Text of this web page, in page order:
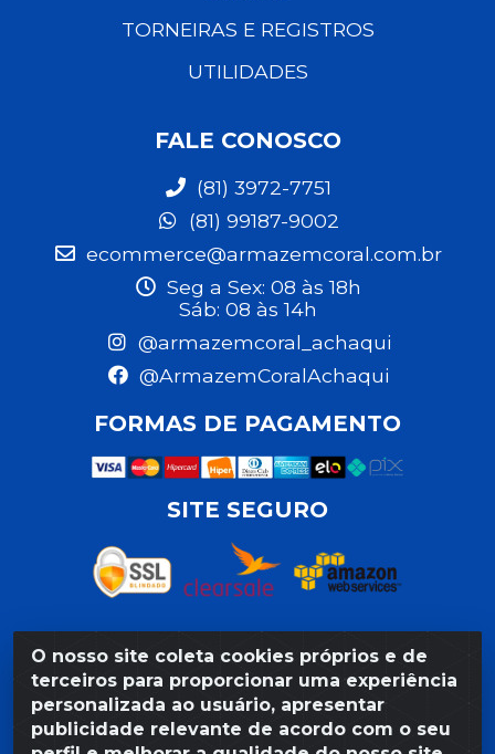
O nosso site coleta cookies próprios e de
terceiros para proporcionar uma experiência
personalizada ao usuário, apresentar
publicidade relevante de acordo com o seu
TORNEIRAS E REGISTROS
UTILIDADES
FALE CONOSCO
(81) 3972-7751
(81) 99187-9002
ecommerce@armazemcoral.com.br
Seg a Sex: 08 às 18h
Sáb: 08 às 14h
@armazemcoral_achaqui
@ArmazemCoralAchaqui
FORMAS DE PAGAMENTO
SITE SEGURO
Razão Social: Armazém Coral LTDA - Rua da Praia,
103 - São José - Recife/PE - CEP 50020-550 -
CNPJ 11.623.188/0027-80